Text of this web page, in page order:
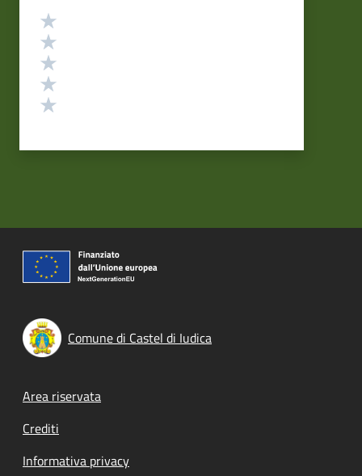
Valutazione
Comune di Castel di Iudica
Footer menu
Area riservata
Crediti
Informativa privacy